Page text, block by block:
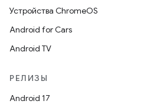
Устройства ChromeOS
Android for Cars
Android TV
РЕЛИЗЫ
Android 17